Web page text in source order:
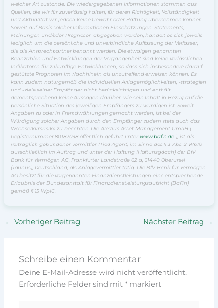
welcher Art zustande. Die wiedergegebenen Informationen stammen aus
Quellen, die wir für zuverlässig halten, für deren Richtigkeit, Vollständigkeit
und Aktualität wir jedoch keine Gewähr oder Haftung übernehmen können.
Soweit auf Basis solcher Informationen Einschätzungen, Statements,
Meinungen und/oder Prognosen abgegeben werden, handelt es sich jeweils
lediglich um die persönliche und unverbindliche Auffassung der Verfasser,
die als Ansprechpartner benannt werden. Die etwaigen genannten
Kennzahlen und Entwicklungen der Vergangenheit sind keine verlässlichen
Indikatoren für zukünftige Entwicklungen, so dass sich insbesondere darauf
gestützte Prognosen im Nachhinein als unzutreffend erweisen können. Es
kann zudem naturgemäß die individuellen Anlagemöglichkeiten, -strategien
und -ziele seiner Empfänger nicht berücksichtigen und enthält
dementsprechend keine Aussagen darüber, wie sein Inhalt in Bezug auf die
persönliche Situation des jeweiligen Empfängers zu würdigen ist. Soweit
Angaben zu oder in Fremdwährungen gemacht werden, ist bei der
Würdigung solcher Angaben durch den Empfänger zudem stets auch das
Wechselkursrisiko zu beachten. Die Aledius Asset Management GmbH (
Registernummer 80182098 öffentlich geführt unterwww.bafin.de ), ist als
vertraglich gebundener Vermittler (Tied Agent) im Sinne des § 3 Abs. 2 WpIG
ausschließlich im Auftrag und unter der Haftung (Haftunsgdach) der BfV
Bank für Vermögen AG, Frankfurter Landstraße 62 a, 61440 Oberursel
(Taunus), Deutschland, als Anlagevermittler tätig. Die BfV Bank für Vermögen
AG besitzt für die vorgenannten Finanzdienstleistungen eine entsprechende
Erlaubnis der Bundesanstalt für Finanzdienstleistungsaufsicht (BaFin)
gemäß § 15 WpIG.
← Vorheriger Beitrag Nächster Beitrag →
Schreibe einen Kommentar
Deine E-Mail-Adresse wird nicht veröffentlicht.
Erforderliche Felder sind mit* markiert